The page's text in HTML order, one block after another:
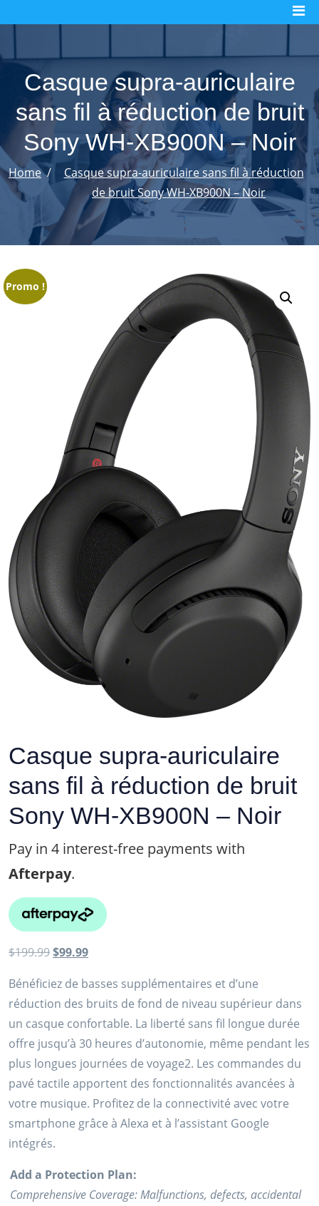
to
Casque supra-auriculaire
sans fil à réduction de bruit
Sony WH-XB900N – Noir
Home
Casque supra-auriculaire sans fil à réduction
de bruit Sony WH-XB900N – Noir
Promo !
Casque supra-auriculaire
sans fil à réduction de bruit
Sony WH-XB900N – Noir
Pay in 4 interest-free payments with
Afterpay.
$199.99Le
initial
était :
$199.99.
$99.99Le
actuel
est :
$99.99.
Bénéficiez de basses supplémentaires et d’une
réduction des bruits de fond de niveau supérieur dans
un casque confortable. La liberté sans fil longue durée
offre jusqu’à 30 heures d’autonomie, même pendant les
plus longues journées de voyage2. Les commandes du
pavé tactile apportent des fonctionnalités avancées à
votre musique. Profitez de la connectivité avec votre
smartphone grâce à Alexa et à l’assistant Google
intégrés.
Add a Protection Plan:
Comprehensive Coverage: Malfunctions, defects, accidental